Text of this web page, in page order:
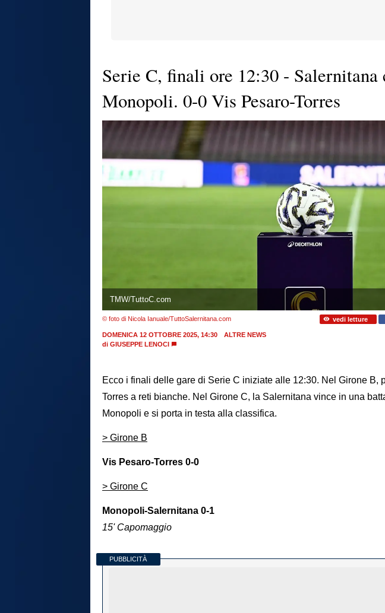
Serie C, finali ore 12:30 - Salernitana
Monopoli. 0-0 Vis Pesaro-Torres
TMW/TuttoC.com
© foto di Nicola Ianuale/TuttoSalernitana.com vedi letture
DOMENICA 12 OTTOBRE 2025, 14:30
ALTRE NEWS
di GIUSEPPE LENOCI
Ecco i finali delle gare di Serie C iniziate alle 12:30. Nel Girone B,
Torres a reti bianche. Nel Girone C, la Salernitana vince in una
Monopoli e si porta in testa alla classifica.
> Girone B
Vis Pesaro-Torres 0-0
> Girone C
Monopoli-Salernitana 0-1
15' Capomaggio
PUBBLICITÀ